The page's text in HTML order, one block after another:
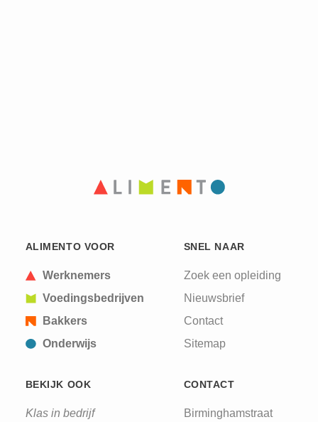
ALIMENTO VOOR
Werknemers
Voedingsbedrijven
Bakkers
Onderwijs
SNEL NAAR
Zoek een opleiding
Nieuwsbrief
Contact
Sitemap
BEKIJK OOK
Klas in bedrijf
CONTACT
Birminghamstraat